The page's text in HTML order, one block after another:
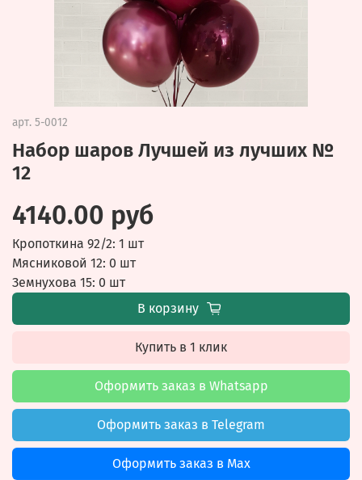
арт. 5-0012
Набор шаров Лучшей из лучших №
12
4140.00 руб
Кропоткина 92/2: 1 шт
Мясниковой 12: 0 шт
Земнухова 15: 0 шт
В корзину
Купить в 1 клик
Оформить заказ в Whatsapp
Оформить заказ в Telegram
Оформить заказ в Max